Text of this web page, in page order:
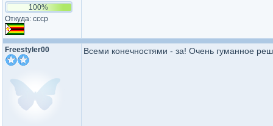
100%
Откуда: ссср
Freestyler00 Всеми конечностями - за! Очень гуманное